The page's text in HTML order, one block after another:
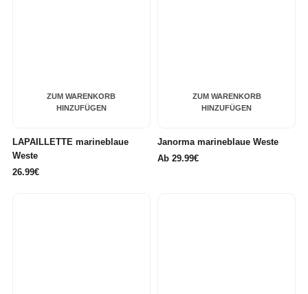
ZUM WARENKORB
HINZUFÜGEN
LAPAILLETTE marineblaue
Weste
26.99€
ZUM WARENKORB
HINZUFÜGEN
Janorma marineblaue Weste
Ab 29.99€